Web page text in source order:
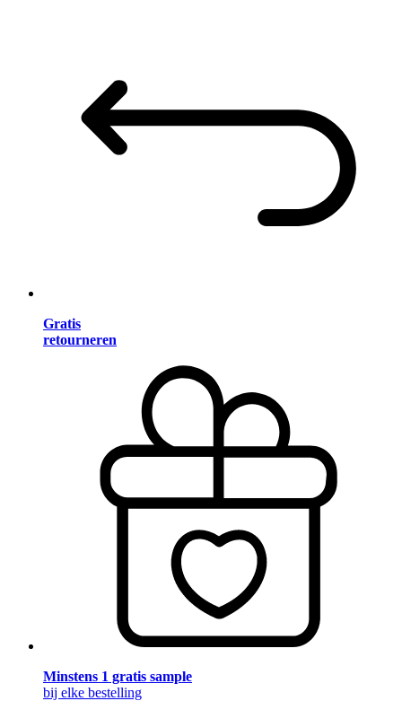
Gratis
retourneren
Minstens 1 gratis sample
bij elke bestelling